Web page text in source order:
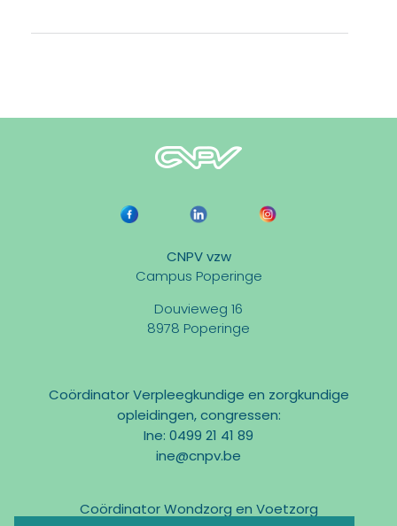
CNPV vzw
Campus Poperinge
Douvieweg 16
8978 Poperinge
Coördinator Verpleegkundige en zorgkundige
opleidingen, congressen:
Ine: 0499 21 41 89
ine@cnpv.be
Coördinator Wondzorg en Voetzorg